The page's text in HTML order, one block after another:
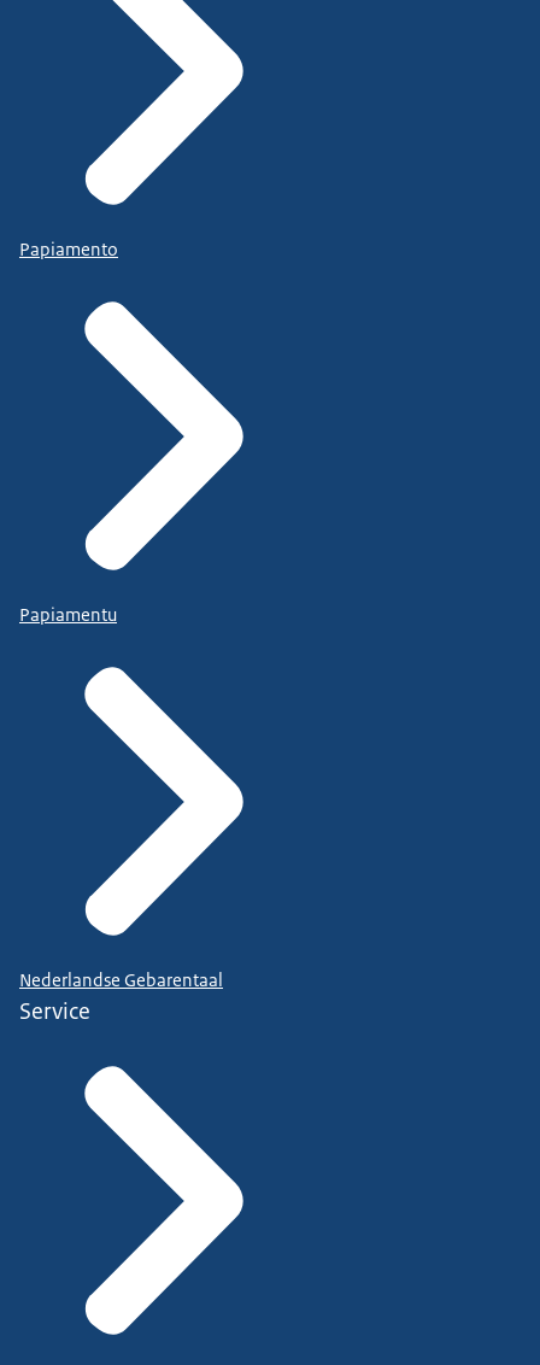
handreiking
die we hebben geschreven.
Het doel van de handreiking is
om mensen, gebruikers,
medewerkers van sociaal ontwikkelbedrijven en
gemeente inzicht te geven in de
voor het sociaal ontwikkelbedrijf.
Specifiek willen we gemeenten
en sociaal ontwikkelbedrijven ondersteunen die
willen beoordelen of het huidige
organisatiemodel nu en in de toekomst leidt tot de
gewenste uitkomsten.
Gemeenten en sociaal ontwikkelbedrijven die nog
dat willen heroverwegen.
En ook bedrijven en gemeenten die de
verschillende alternatieve scenario's
in beeld willen brengen en daar vervolgens een
keuze uit moeten maken.
De handreiking is bedoeld voor bestuurders op het
terrein van de Participatiewet en de Wsw,
managers beleid en uitvoering op het terrein van
de Participatiewet en de Wsw,
beleidsmedewerkers en financieel medewerkers
bij gemeenten en bij sociaal ontwikkelbedrijven.
Eerst neem ik u mee in de beweging die moet
worden gemaakt.
En die beweging moeten we landelijk maken.
Maar die moeten we ook in gemeenten en regio's
worden gemaakt.
Papiamento
Papiamentu
Nederlandse Gebarentaal
Service